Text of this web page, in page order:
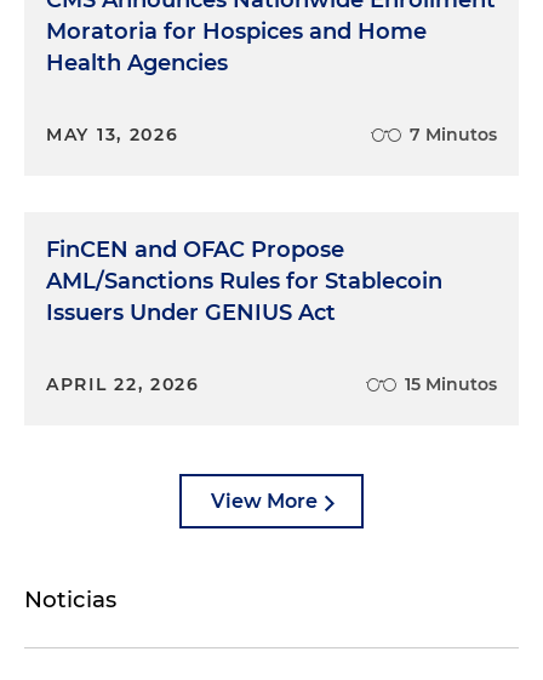
Moratoria for Hospices and Home
Health Agencies
MAY 13, 2026 7 Minutos
FinCEN and OFAC Propose
AML/Sanctions Rules for Stablecoin
Issuers Under GENIUS Act
APRIL 22, 2026 15 Minutos
View More
Noticias